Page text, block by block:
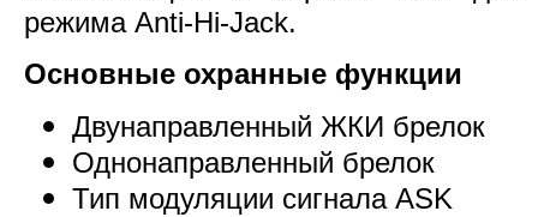
режима Anti-Hi-Jack.
Основные охранные функции
Двунаправленный ЖКИ брелок
Однонаправленный брелок
Тип модуляции сигнала ASK